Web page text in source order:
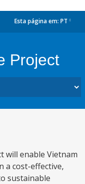
Esta página em: PT
Project
will enable Vietnam
a cost-effective,
sustainable